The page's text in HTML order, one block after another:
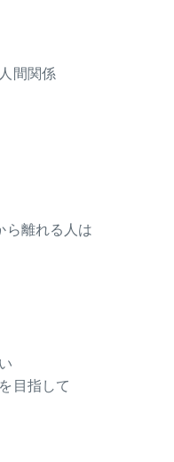
間関係
ら離れる人は
目指して